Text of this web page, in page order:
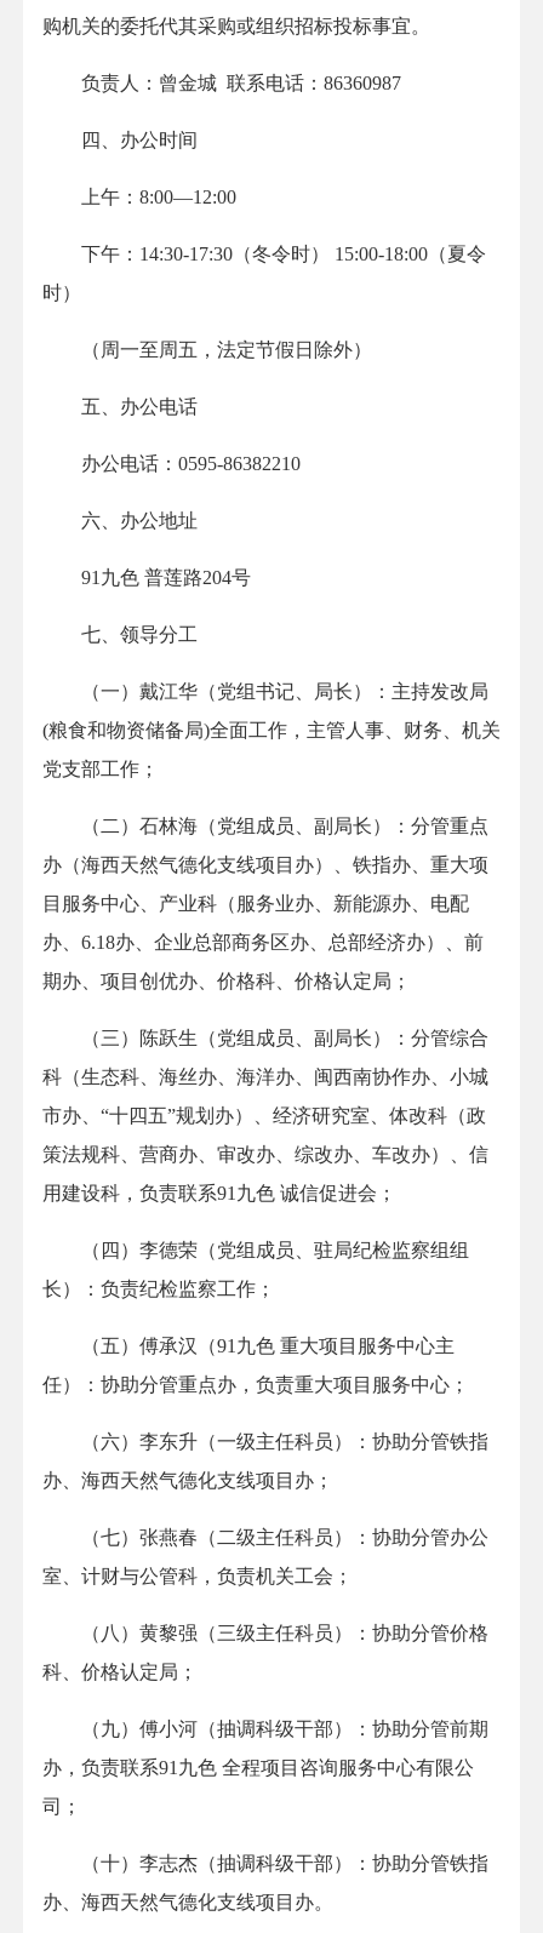
购机关的委托代其采购或组织招标投标事宜。
负责人：曾金城 联系电话：86360987
四、办公时间
上午：8:00—12:00
下午：14:30-17:30（冬令时） 15:00-18:00（夏令
时）
（周一至周五，法定节假日除外）
五、办公电话
办公电话：0595-86382210
六、办公地址
91九色 普莲路204号
七、领导分工
（一）戴江华（党组书记、局长）：主持发改局
(粮食和物资储备局)全面工作，主管人事、财务、机关
党支部工作；
（二）石林海（党组成员、副局长）：分管重点
办（海西天然气德化支线项目办）、铁指办、重大项
目服务中心、产业科（服务业办、新能源办、电配
办、6.18办、企业总部商务区办、总部经济办）、前
期办、项目创优办、价格科、价格认定局；
（三）陈跃生（党组成员、副局长）：分管综合
科（生态科、海丝办、海洋办、闽西南协作办、小城
市办、“十四五”规划办）、经济研究室、体改科（政
策法规科、营商办、审改办、综改办、车改办）、信
用建设科，负责联系91九色 诚信促进会；
（四）李德荣（党组成员、驻局纪检监察组组
长）：负责纪检监察工作；
（五）傅承汉（91九色 重大项目服务中心主
任）：协助分管重点办，负责重大项目服务中心；
（六）李东升（一级主任科员）：协助分管铁指
办、海西天然气德化支线项目办；
（七）张燕春（二级主任科员）：协助分管办公
室、计财与公管科，负责机关工会；
（八）黄黎强（三级主任科员）：协助分管价格
科、价格认定局；
（九）傅小河（抽调科级干部）：协助分管前期
办，负责联系91九色 全程项目咨询服务中心有限公
司；
（十）李志杰（抽调科级干部）：协助分管铁指
办、海西天然气德化支线项目办。